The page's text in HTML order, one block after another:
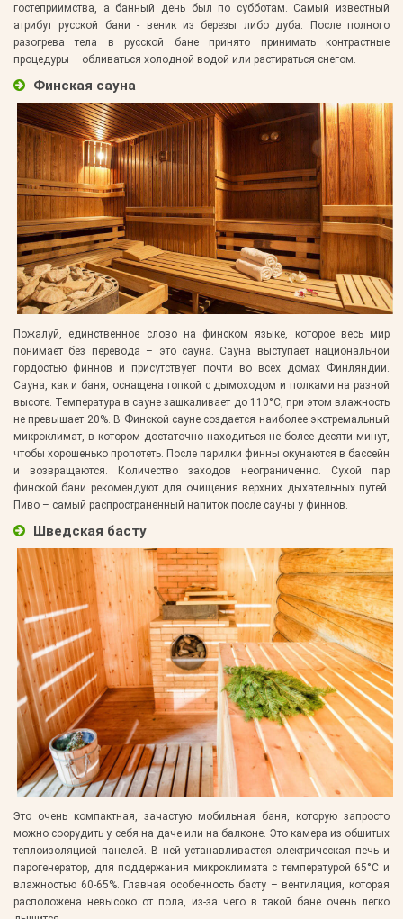
гостеприимства, а банный день был по субботам. Самый известный
атрибут русской бани - веник из березы либо дуба. После полного
разогрева тела в русской бане принято принимать контрастные
процедуры – обливаться холодной водой или растираться снегом.
Финская сауна
Пожалуй, единственное слово на финском языке, которое весь мир
понимает без перевода – это сауна. Сауна выступает национальной
гордостью финнов и присутствует почти во всех домах Финляндии.
Сауна, как и баня, оснащена топкой с дымоходом и полками на разной
высоте. Температура в сауне зашкаливает до 110°С, при этом влажность
не превышает 20%. В Финской сауне создается наиболее экстремальный
микроклимат, в котором достаточно находиться не более десяти минут,
чтобы хорошенько пропотеть. После парилки финны окунаются в бассейн
и возвращаются. Количество заходов неограниченно. Сухой пар
финской бани рекомендуют для очищения верхних дыхательных путей.
Пиво – самый распространенный напиток после сауны у финнов.
Шведская басту
Это очень компактная, зачастую мобильная баня, которую запросто
можно соорудить у себя на даче или на балконе. Это камера из обшитых
теплоизоляцией панелей. В ней устанавливается электрическая печь и
парогенератор, для поддержания микроклимата с температурой 65°С и
влажностью 60-65%. Главная особенность басту – вентиляция, которая
расположена невысоко от пола, из-за чего в такой бане очень легко